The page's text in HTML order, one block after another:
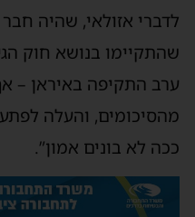
בנושא חוק
התקיפה באיראן – אך
והעלה לפתע
לא בונים אמון”.